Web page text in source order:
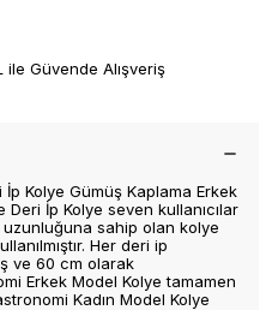
ile Güvende Alışveriş
Kolye Gümüş Kaplama Erkek
İp Kolye seven kullanıcılar
sahip olan kolye
Her deri ip
ve 60 cm olarak
Erkek Model Kolye tamamen
Kadın Model Kolye